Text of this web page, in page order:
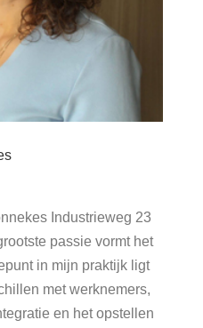
Industrieweg 23
passie vormt het
in mijn praktijk ligt
met werknemers,
en het opstellen